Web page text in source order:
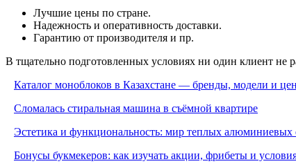
Лучшие цены по стране.
Надежность и оперативность доставки.
Гарантию от производителя и пр.
В тщательно подготовленных условиях ни один клиент не
Каталог моноблоков в Казахстане — бренды, модели и
Сломалась стиральная машина в съёмной квартире
Эстетика и функциональность: мир теплых алюминиевых
Бонусы букмекеров: как изучать акции, фрибеты и